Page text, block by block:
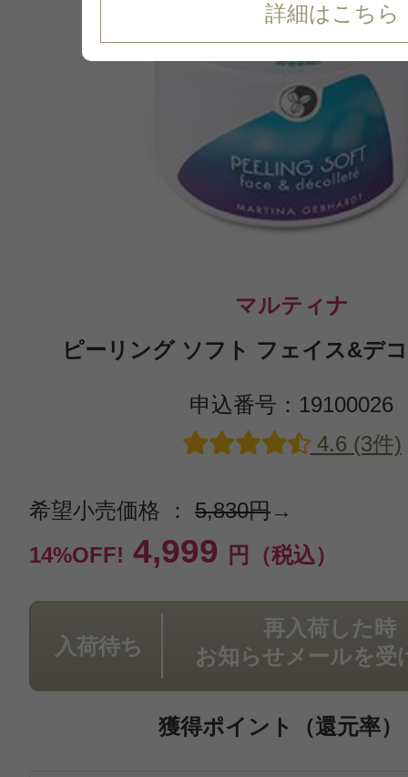
詳細はこちら
マルティナ
ピーリング ソフト フェイス&デ
申込番号：19100026
4.6 (3件)
希望小売価格 ： 5,830円→
14%OFF! 4,999 円（税込）
入荷待ち
再入荷した時
お知らせメールを受
獲得ポイント（還元率）